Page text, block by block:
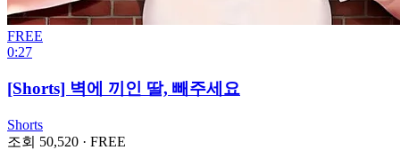
FREE
0:27
[Shorts] 벽에 끼인 딸, 빼주세요
Shorts
조회 50,520 · FREE